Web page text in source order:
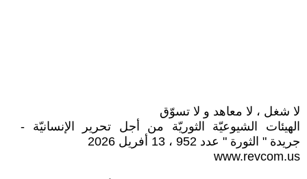
لا شغل ، لا معاهد و لا تسوّق
الهيئات الشيوعيّة الثوريّة من أجل تحرير الإنسانيّة -
جريدة " الثورة " عدد 952 ، 13 أفريل 2026
www.revcom.us